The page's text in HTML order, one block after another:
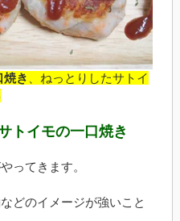
焼き
、ねっとりしたサトイ
トイモの一口焼き
ってきます。
どのイメージが強いこと